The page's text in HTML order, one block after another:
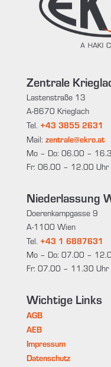
Zentrale
Lastenstraße 13
A-8670 Krieglach
Tel. +43 3855 2631
Mail: zentrale@ekro.at
Mo – Do: 06.00 –
Fr: 06.00 – 12.00 Uhr
Niederlassung
Doerenkampgasse 9
A-1100 Wien
Tel. +43 1 6887631
Mo – Do: 07.00 –
Fr: 07.00 – 11.30 Uhr
Wichtige Links
AGB
AEB
Impressum
Datenschutz